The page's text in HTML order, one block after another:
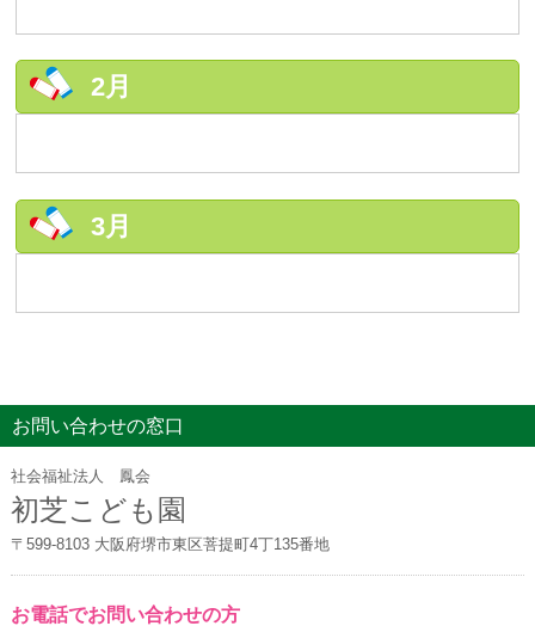
2月
3月
お問い合わせの窓口
社会福祉法人 鳳会
初芝こども園
〒599-8103 大阪府堺市東区菩提町4丁135番地
お電話でお問い合わせの方